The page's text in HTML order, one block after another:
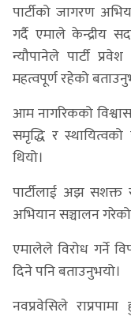
पार्टीको जागरण
गर्दै एमाले केन्द्रीय
न्यौपानेले पार्टी
महत्वपूर्ण रहेको
आम नागरिकको
समृद्धि र
थियो।
पार्टीलाई अझ
अभियान सञ्चालन
एमालेले विरोध गर्ने
दिने पनि बताउनुभयो।
नवप्रवेसिले